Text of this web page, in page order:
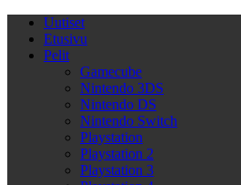
Uutiset
Etusivu
Pelit
Gamecube
Nintendo 3DS
Nintendo DS
Nintendo Switch
Playstation
Playstation 2
Playstation 3